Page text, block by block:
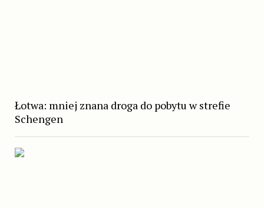
Łotwa: mniej znana droga do pobytu w strefie
Schengen